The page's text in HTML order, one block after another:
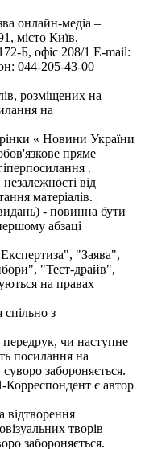
онлайн-медіа –
місто Київ,
Б, офіс 208/1 E-mail:
044-205-43-00
розміщених на
на
« Новини України
пряме
.
від
матеріалів.
- повинна бути
абзаці
"Заява",
"Тест-драйв",
на правах
з
передрук, чи наступне
посилання на
забороняється.
Корреспондент є автор
відтворення
творів
забороняється.